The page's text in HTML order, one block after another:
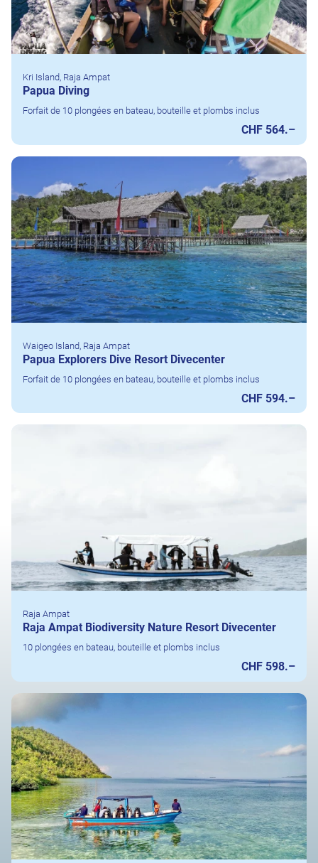
Kri Island, Raja Ampat
Papua Diving
Forfait de 10 plongées en bateau, bouteille et plombs inclus
CHF 564.–
Waigeo Island, Raja Ampat
Papua Explorers Dive Resort Divecenter
Forfait de 10 plongées en bateau, bouteille et plombs inclus
CHF 594.–
Raja Ampat
Raja Ampat Biodiversity Nature Resort Divecenter
10 plongées en bateau, bouteille et plombs inclus
CHF 598.–